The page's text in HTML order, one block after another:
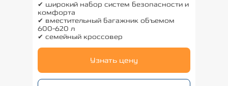
Узнать цену
✔ широкий набор систем безопасности и
комфорта
✔ вместительный багажник объемом
600-620 л
✔ семейный кроссовер